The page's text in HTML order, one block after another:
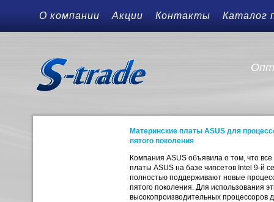
О компании Акции Контакты Каталог
Материнские платы ASUS для
пятого поколения
Компания ASUS объявила о том, что
платы ASUS на базе чипсетов Intel 9-й
полностью поддерживают новые
пятого поколения. Для использования
высокопроизводительных процессоров